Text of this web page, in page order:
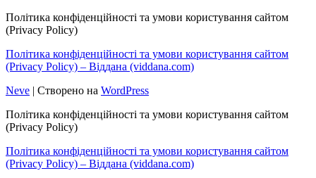
Політика конфіденційності та умови користування сайтом
(Privacy Policy)
Політика конфіденційності та умови користування сайтом
(Privacy Policy) – Віддана (viddana.com)
Neve | Створено на WordPress
Політика конфіденційності та умови користування сайтом
(Privacy Policy)
Політика конфіденційності та умови користування сайтом
(Privacy Policy) – Віддана (viddana.com)